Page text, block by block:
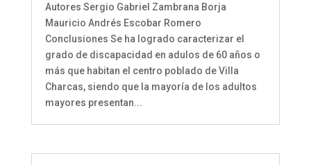
Autores Sergio Gabriel Zambrana Borja
Mauricio Andrés Escobar Romero
Conclusiones Se ha logrado caracterizar el
grado de discapacidad en adulos de 60 años o
más que habitan el centro poblado de Villa
Charcas, siendo que la mayoría de los adultos
mayores presentan...